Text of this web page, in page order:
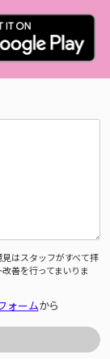
はスタッフがすべて拝
善を行ってまいりま
ォームから